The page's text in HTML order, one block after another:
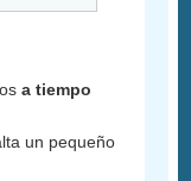
a tiempo
un pequeño